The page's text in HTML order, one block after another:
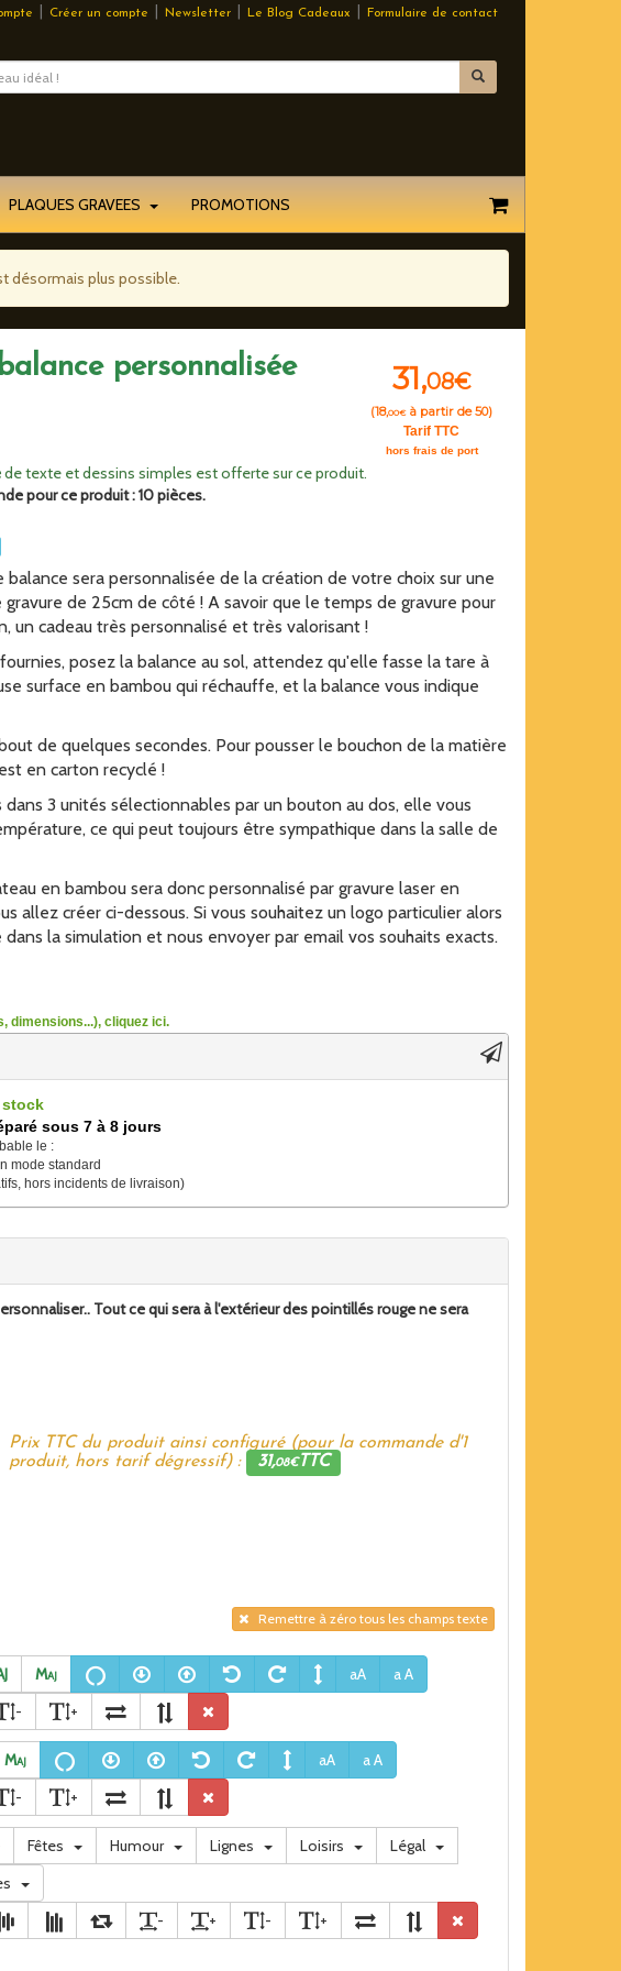
| Créer un compte | Newsletter | Le Blog Cadeaux | Formulaire de contact
PLAQUES GRAVEES PROMOTIONS
désormais plus possible.
personnalisée 31,08€
(18,00€à partir de 50)
Tarif TTC
hors frais de port
de texte et dessins simples est offerte sur ce produit.
pour ce produit : 10 pièces.
sera personnalisée de la création de votre choix sur une
de 25cm de côté ! A savoir que le temps de gravure pour
un cadeau très personnalisé et très valorisant !
posez la balance au sol, attendez qu'elle fasse la tare à
surface en bambou qui réchauffe, et la balance vous indique
de quelques secondes. Pour pousser le bouchon de la matière
en carton recyclé !
3 unités sélectionnables par un bouton au dos, elle vous
ce qui peut toujours être sympathique dans la salle de
en bambou sera donc personnalisé par gravure laser en
allez créer ci-dessous. Si vous souhaitez un logo particulier alors
la simulation et nous envoyer par email vos souhaits exacts.
dimensions...), cliquez ici.
stock
sous 7 à 8 jours
le :
mode standard
hors incidents de livraison)
Tout ce qui sera à l'extérieur des pointillés rouge ne sera
Prix TTC du produit ainsi configuré (pour la commande d'1
produit, hors tarif dégressif) :
31,08€TTC
Remettre à zéro tous les champs texte
Maj aA
a A
- +
Maj aA
a A
- +
Fêtes Humour Lignes Loisirs
Légal
-
+ - +